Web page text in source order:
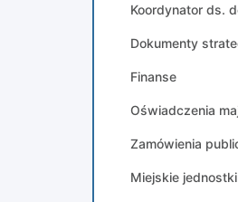
Koordynator ds.
Dokumenty
Finanse
Oświadczenia
Zamówienia
Miejskie